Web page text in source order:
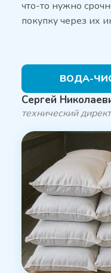
что-то нужно
покупку через их
ВОДА-
Сергей
технический